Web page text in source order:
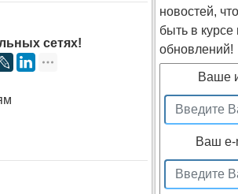
сетях!
новостей,
быть в курсе
обновлений!
Ваше
Ваш e-